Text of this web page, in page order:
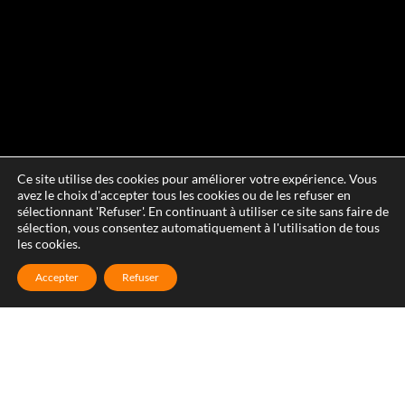
Ce site utilise des cookies pour améliorer votre expérience. Vous
avez le choix d'accepter tous les cookies ou de les refuser en
sélectionnant 'Refuser'. En continuant à utiliser ce site sans faire de
sélection, vous consentez automatiquement à l'utilisation de tous
les cookies.
Accepter Refuser